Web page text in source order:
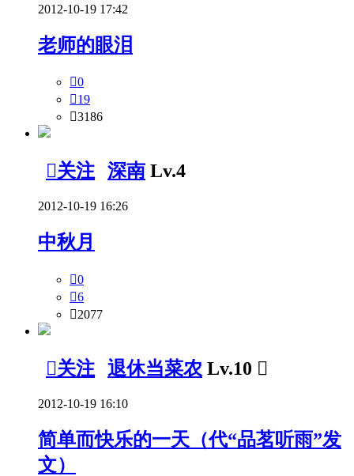
2012-10-19 17:42
老师的眼泪
0
19
3186
关注 深南 Lv.4
2012-10-19 16:26
中秋月
0
6
2077
关注 退休当菜农 Lv.10 
2012-10-19 16:10
简单而快乐的一天（代“品茗听雨”发
文）